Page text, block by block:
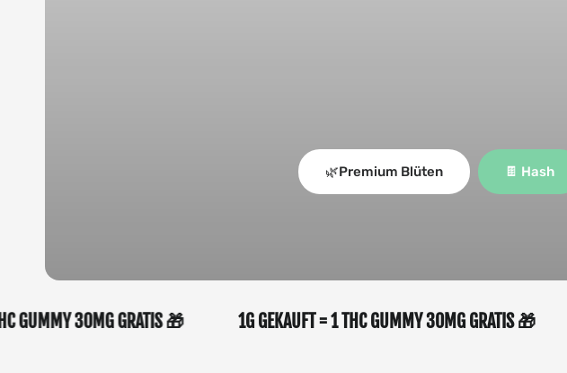
🌿Premium Blüten 🍫 Hash
1 THC GUMMY 30MG GRATIS 🎁 1G GEKAUFT = 1 THC GUMMY 30MG GRATIS 🎁